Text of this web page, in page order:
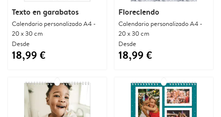
Texto en garabatos
Calendario personalizado A4 -
20 x 30 cm
Desde
18,99 €
Floreciendo
Calendario personalizado A4 -
20 x 30 cm
Desde
18,99 €